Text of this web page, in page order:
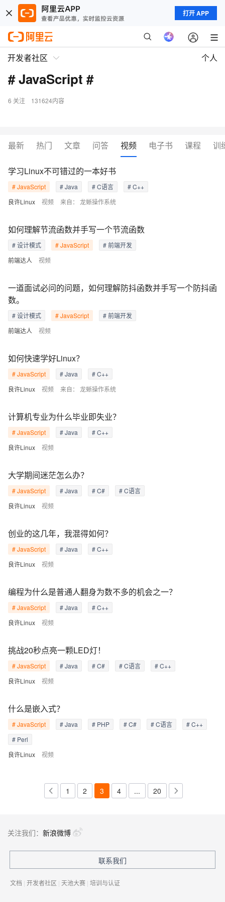
打开 APP
开发者社区 个人
# JavaScript #
6 关注 131624内容
最新 热门 文章 问答 视频 电子书 课程 训
良许Linux 视频 来自： 龙蜥操作系统
学习Linux不可错过的一本好书
# JavaScript # Java # C语言 # C++
前端达人 视频
如何理解节流函数并手写一个节流函数
# 设计模式 # JavaScript # 前端开发
前端达人 视频
一道面试必问的问题，如何理解防抖函数并手写一个防抖函
数。
# 设计模式 # JavaScript # 前端开发
良许Linux 视频 来自： 龙蜥操作系统
如何快速学好Linux？
# JavaScript # Java # C++
良许Linux 视频
计算机专业为什么毕业即失业？
# JavaScript # Java # C++
良许Linux 视频
大学期间迷茫怎么办？
# JavaScript # Java # C# # C语言
良许Linux 视频
创业的这几年，我混得如何？
# JavaScript # Java # C++
良许Linux 视频
编程为什么是普通人翻身为数不多的机会之一？
# JavaScript # Java # C++
良许Linux 视频
挑战20秒点亮一颗LED灯！
# JavaScript # Java # C# # C语言 # C++
良许Linux 视频
什么是嵌入式？
# JavaScript # Java # PHP # C# # C语言
# C++
# Perl
1 2 3 4 ... 20
关注我们： 新浪微博
联系我们
文档 | 开发者社区 | 天池大赛 | 培训与认证